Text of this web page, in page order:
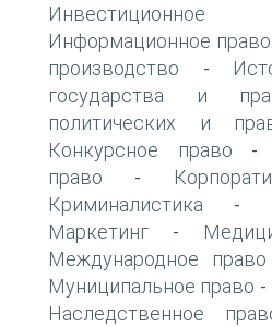
Инвестиционное
Информационное право
производство -
государства и
политических и
Конкурсное право -
право -
Криминалистика -
Маркетинг -
Международное право
Муниципальное право -
Наследственное